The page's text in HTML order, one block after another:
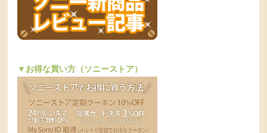
▼お得な買い方（ソニーストア）